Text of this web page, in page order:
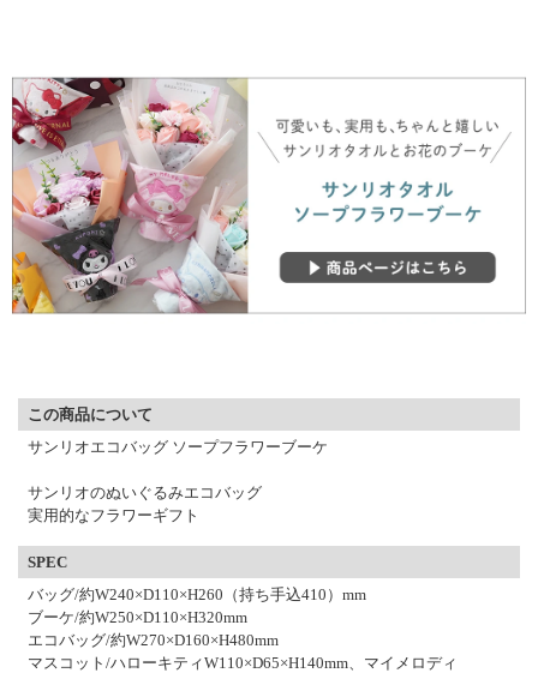
この商品について
サンリオエコバッグ ソープフラワーブーケ
サンリオのぬいぐるみエコバッグ
実用的なフラワーギフト
SPEC
バッグ/約W240×D110×H260（持ち手込410）mm
ブーケ/約W250×D110×H320mm
エコバッグ/約W270×D160×H480mm
マスコット/ハローキティW110×D65×H140mm、マイメロディ